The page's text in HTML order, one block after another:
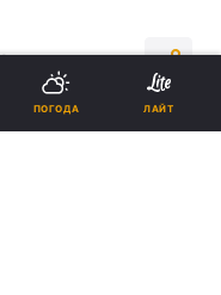
в Google
ПОГОДА ЛАЙТ